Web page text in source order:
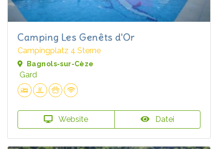
Camping Les Genêts d'Or
Campingplatz 4 Sterne
Bagnols-sur-Cèze
Gard
Website Datei